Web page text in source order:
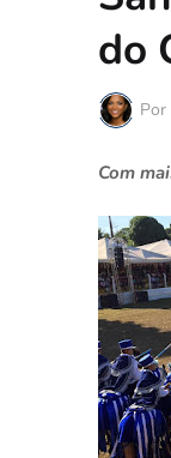
do
Por
Com